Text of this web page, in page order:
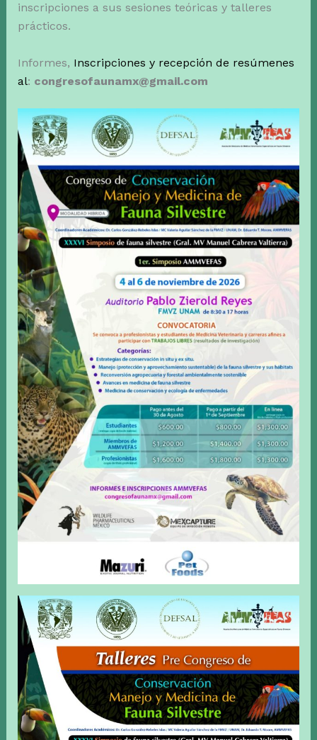
inscripciones a sus sesiones teóricas y talleres
prácticos.
Informes, Inscripciones y recepción de resúmenes
al: congresofaunamx@gmail.com